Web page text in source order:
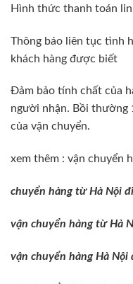
Hình thức thanh toán
Thông báo liên tục tình
khách hàng được biết
Đảm bảo tính chất của
người nhận. Bồi thường
của vận chuyển.
xem thêm : vận chuyển
chuyển hàng từ Hà Nội
vận chuyển hàng từ Hà
vận chuyển hàng Hà Nội